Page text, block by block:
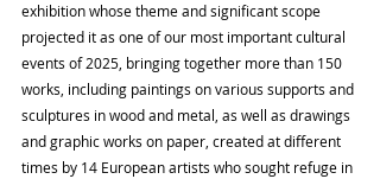
exhibition whose theme and significant scope
projected it as one of our most important cultural
events of 2025, bringing together more than 150
works, including paintings on various supports and
sculptures in wood and metal, as well as drawings
and graphic works on paper, created at different
times by 14 European artists who sought refuge in